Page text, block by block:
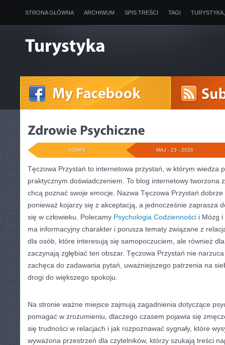
STRONA GŁÓWNA ARCHIWUM SPIS TREŚCI TAGI
MAJ - 23 - 2026
ADMIN
Tęczowa Przystań to internetowa przystań, w którym wiedza
praktycznym doświadczeniem. To blog internetowy tworzona
chcą poznać swoje emocje. Nazwa Tęczowa Przystań
ponieważ kojarzy się z akceptacją, a jednocześnie zaprasza
się w człowieku. Polecamy Psychologia Codzienności i Mózg
ma informacyjny charakter i porusza tematy związane z
dla osób, które interesują się samopoczuciem, ale również
zaczynają zgłębiać ten obszar. Tęczowa Przystań nie
zachęca do zadawania pytań, uważniejszego patrzenia na
drogi do większego spokoju.
Na stronie ważne miejsce zajmują zagadnienia dotyczące
pomagać w zrozumieniu, dlaczego czasem pojawia się
się trudności w relacjach i jak rozpoznawać sygnały, które
wyważona przestrzeń dla czytelników, którzy szukają treści